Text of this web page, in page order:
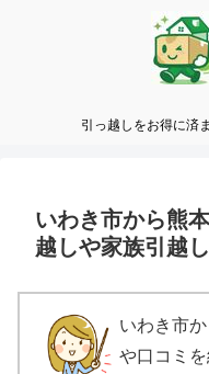
引っ越しをお得に済
いわき市から熊
越しや家族引越
いわき市
や口コミを